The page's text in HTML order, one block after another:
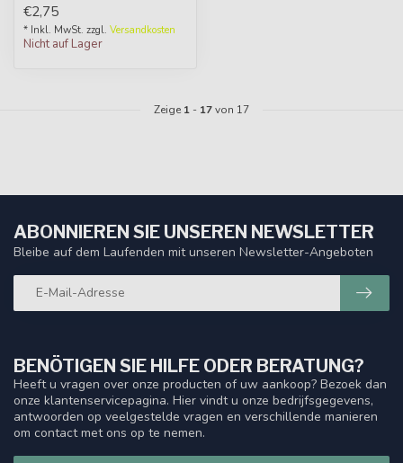
XL ...
€2,75
* Inkl. MwSt. zzgl. Versandkosten
Nicht auf Lager
Zeige 1 - 17von 17
BENÖTIGEN SIE HILFE ODER BERATUNG?
Heeft u vragen over onze producten of uw aankoop? Bezoek dan
onze klantenservicepagina. Hier vindt u onze bedrijfsgegevens,
antwoorden op veelgestelde vragen en verschillende manieren
om contact met ons op te nemen.
ABONNIEREN SIE UNSEREN NEWSLETTER
Bleibe auf dem Laufenden mit unseren Newsletter-Angeboten